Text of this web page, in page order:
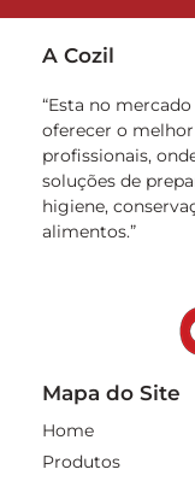
A Cozil
“Esta no mercado
oferecer o
profissionais,
soluções de
higiene,
alimentos.”
Mapa do Site
Home
Produtos